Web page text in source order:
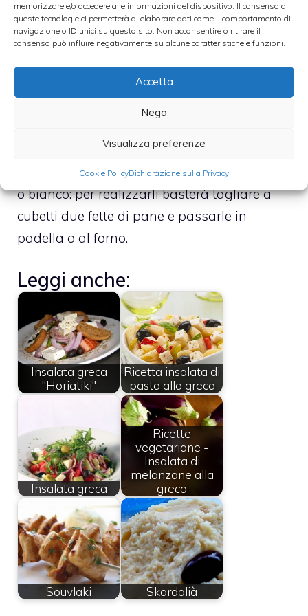
memorizzare e/o accedere alle informazioni del dispositivo. Il consenso a
queste tecnologie ci permetterà di elaborare dati come il comportamento di
navigazione o ID unici su questo sito. Non acconsentire o ritirare il
consenso può influire negativamente su alcune caratteristiche e funzioni.
Accetta
Nega
Visualizza preferenze
Cookie PolicyDichiarazione sulla Privacy
servire in tavola per permettere agli
ingredienti di insaporirsi.
Come anticipato, la ricetta dell’insalata
greca ha tantissime varianti, una di queste
volete provarla e questi non sono disponibili,
sostituiteli con dei crostini di pane integrale
o bianco: per realizzarli basterà tagliare a
cubetti due fette di pane e passarle in
padella o al forno.
Leggi anche:
Insalata greca
"Horiatiki"
Ricetta insalata di
pasta alla greca
Insalata greca
Ricette
vegetariane -
Insalata di
melanzane alla
greca
Souvlaki Skordalià